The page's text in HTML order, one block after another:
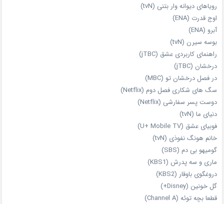
رویاهای دیوانه‌ وار بتنی (tvN)
اوج قدرت (ENA)
آبرو (ENA)
بوسه سیرن (tvN)
راهنمای کاربردی عشق (jTBC)
درخشان (jTBC)
در فصل درخشان تو (MBC)
سگ های شکاری فصل دوم (Netflix)
دوست‌ پسر سفارشی (Netflix)
دنیای ما (tvN)
فوبیای عشق (U+ Mobile TV)
خانم هونگ نفوذی (tvN)
گومیهو بی دم (SBS)
ماری و سه پدرش (KBS1)
دروغگوی باوقار (KBS2)
گل خونین (Disney+)
قطعا بچه توئه (Channel A)